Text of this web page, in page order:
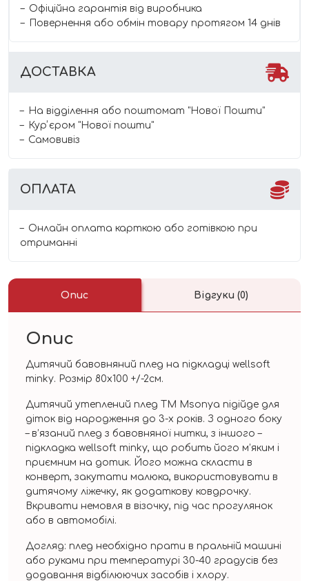
Офіційна гарантія від виробника
Повернення або обмін товару протягом 14 днів
ДОСТАВКА
На відділення або поштомат "Нової Пошти"
Курʼєром "Нової пошти"
Самовивіз
ОПЛАТА
Онлайн оплата карткою або готівкою при
отриманні
Опис Відгуки (0)
Опис
Дитячий бавовняний плед на підкладці wellsoft
minky. Розмір 80х100 +/-2см.
Дитячий утеплений плед TM Msonya підійде для
діток від народження до 3-х років. З одного боку
– в’язаний плед з бавовняної нитки, з іншого –
підкладка wellsoft minky, що робить його м’яким і
приємним на дотик. Його можна скласти в
конверт, закутати малюка, використовувати в
дитячому ліжечку, як додаткову ковдрочку.
Вкривати немовля в візочку, під час прогулянок
або в автомобілі.
Догляд: плед необхідно прати в пральній машині
або руками при температурі 30-40 градусів без
додавання відбілюючих засобів і хлору.